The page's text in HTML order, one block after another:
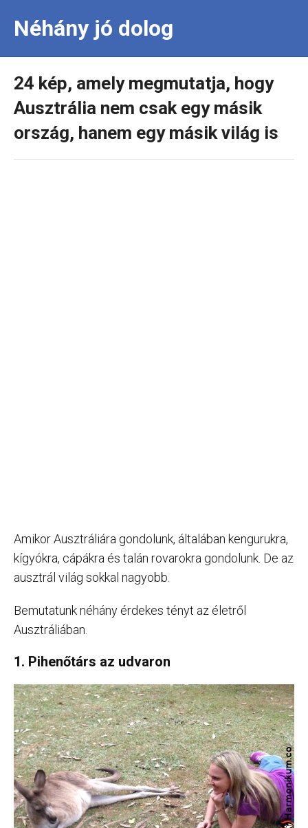
Néhány jó dolog
24 kép, amely megmutatja, hogy
Ausztrália nem csak egy másik
ország, hanem egy másik világ is
Amikor Ausztráliára gondolunk, általában kengurukra,
kígyókra, cápákra és talán rovarokra gondolunk. De az
ausztrál világ sokkal nagyobb.
Bemutatunk néhány érdekes tényt az életről
Ausztráliában.
1. Pihenőtárs az udvaron